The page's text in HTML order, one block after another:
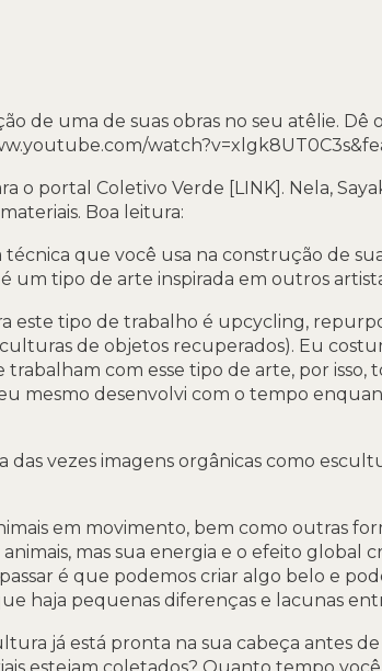
de uma de suas obras no seu atêlie. Dê
o portal Coletivo Verde [LINK]. Nela,
Boa leitura:
que você usa na construção de
um tipo de arte inspirada em outros
este tipo de trabalho é upcycling,
de objetos recuperados). Eu
com esse tipo de arte, por isso,
mesmo desenvolvi com o tempo
vezes imagens orgânicas como
em movimento, bem como outras
mas sua energia e o efeito global
é que podemos criar algo belo e
haja pequenas diferenças e lacunas
já está pronta na sua cabeça antes